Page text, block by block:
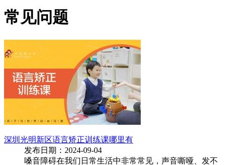
常见问题
深圳光明新区语言矫正训练课哪里有
发布日期：2024-09-04
嗓音障碍在我们日常生活中非常常见，声音嘶哑、发不